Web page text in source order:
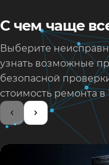
С чем чаще
Выберите
узнать возможные
безопасной
стоимость ремонта в